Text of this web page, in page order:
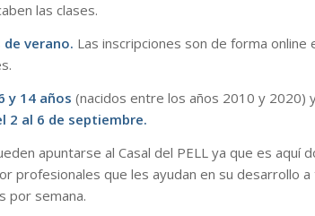
las clases.
verano. Las inscripciones son de forma online
y 14 años (nacidos entre los años 2010 y 2020)
2 al 6 de septiembre.
apuntarse al Casal del PELL ya que es aquí
profesionales que les ayudan en su desarrollo
por semana.